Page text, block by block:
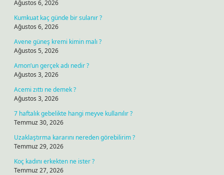
Ağustos 6, 2026
Kumkuat kaç günde bir sulanır ?
Ağustos 6, 2026
Avene güneş kremi kimin malı ?
Ağustos 5, 2026
Amon’un gerçek adı nedir ?
Ağustos 3, 2026
Acemi zıttı ne demek ?
Ağustos 3, 2026
7 haftalık gebelikte hangi meyve kullanılır ?
Temmuz 30, 2026
Uzaklaştırma kararını nereden görebilirim ?
Temmuz 29, 2026
Koç kadını erkekten ne ister ?
Temmuz 27, 2026